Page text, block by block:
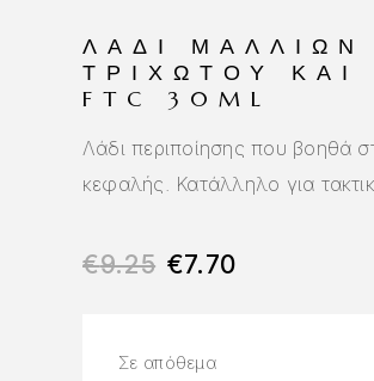
ΛΆΔΙ
ΤΡΙΧΩΤΟΎ ΚΑΙ
FTC 30ML
Λάδι περιποίησης που βοηθά
κεφαλής. Κατάλληλο για
€9.25 €7.70
Σε απόθεμα